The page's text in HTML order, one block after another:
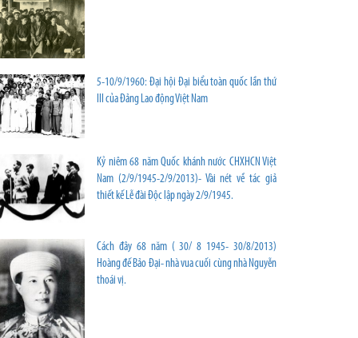
5-10/9/1960: Đại hội Đại biểu toàn quốc lần thứ
III của Đảng Lao động Việt Nam
Kỷ niêm 68 năm Quốc khánh nước CHXHCN Việt
Nam (2/9/1945-2/9/2013)- Vài nét về tác giả
thiết kế Lễ đài Độc lập ngày 2/9/1945.
Cách đây 68 năm ( 30/ 8 1945- 30/8/2013)
Hoàng đế Bảo Đại- nhà vua cuối cùng nhà Nguyễn
thoái vị.